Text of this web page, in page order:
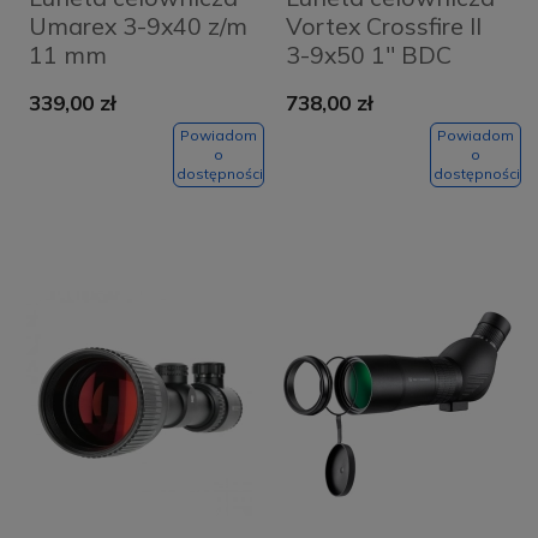
Umarex 3-9x40 z/m
11 mm
339,00 zł
Powiadom
o
dostępności
Vortex Crossfire II
3-9x50 1'' BDC
738,00 zł
Powiadom
o
dostępności